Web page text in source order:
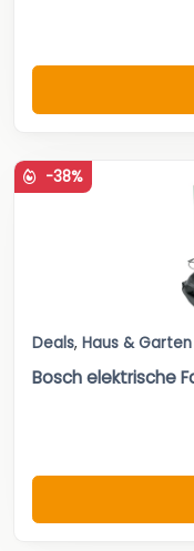
-38%
Deals, Haus & Garten
Bosch elektrische